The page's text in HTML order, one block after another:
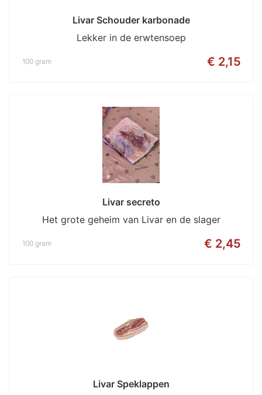
Livar Schouder karbonade
Lekker in de erwtensoep
€ 2,15
100 gram
Livar secreto
Het grote geheim van Livar en de slager
€ 2,45
100 gram
Livar Speklappen